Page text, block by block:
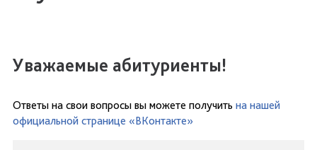
Уважаемые абитуриенты!
Ответы на свои вопросы вы можете получить на нашей
официальной странице «ВКонтакте»